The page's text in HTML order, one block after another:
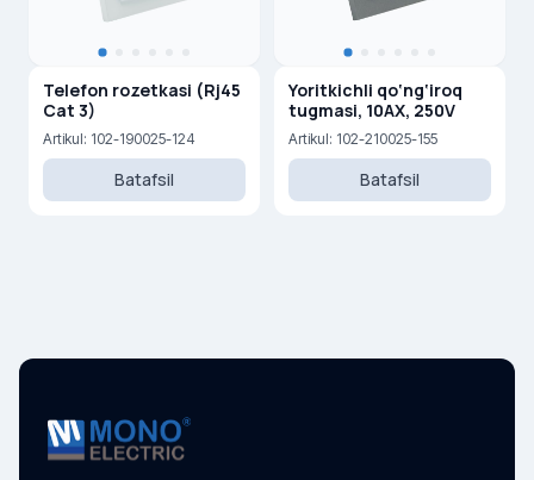
Telefon rozetkasi (Rj45
Cat 3)
Artikul: 102-190025-124
Batafsil
Yoritkichli qo‘ng‘iroq
tugmasi, 10AX, 250V
Artikul: 102-210025-155
Batafsil